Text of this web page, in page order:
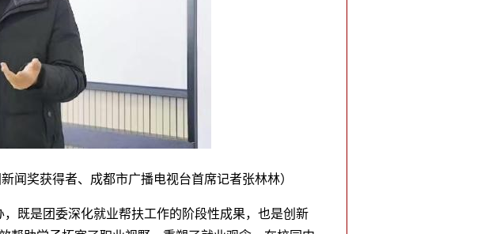
闻奖获得者、成都市广播电视台首席记者张林林）
既是团委深化就业帮扶工作的阶段性成果，也是创新